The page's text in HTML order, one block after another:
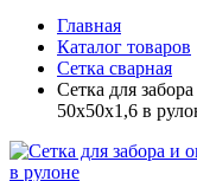
Главная
Каталог товаров
Сетка сварная
Сетка для
50х50х1,6 в